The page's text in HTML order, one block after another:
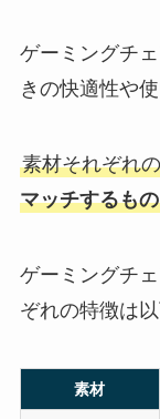
ゲーミングチ
きの快適性や
素材それぞれ
マッチするも
ゲーミングチ
ぞれの特徴は
素材